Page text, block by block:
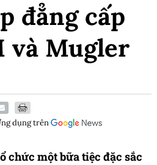
đẳng cấp
và Mugler
dụngtrên
chức một bữa tiệc đặc sắc